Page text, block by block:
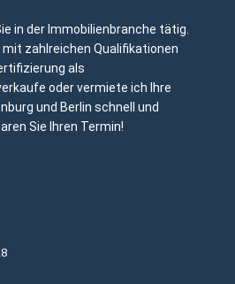
in der Immobilienbranche tätig.
zahlreichen Qualifikationen
als
oder vermiete ich Ihre
und Berlin schnell und
Sie Ihren Termin!